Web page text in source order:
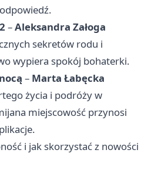
–Aleksandra Załoga
sekretów rodu i
wypiera spokój bohaterki.
– Marta Łabęcka
życia i podróży w
miejscowość przynosi
i jak skorzystać z nowości